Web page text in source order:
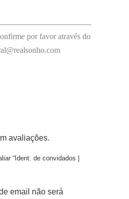
por favor através do
avaliações.
“Ident. de convidados |
email não será